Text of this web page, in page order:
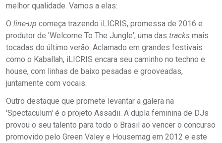
melhor qualidade. Vamos a elas:
O line-up começa trazendo iLICRIS, promessa de 2016 e
produtor de 'Welcome To The Jungle', uma das tracks mais
tocadas do último verão. Aclamado em grandes festivais
como o Kaballah, iLICRIS encara seu caminho no techno e
house, com linhas de baixo pesadas e grooveadas,
juntamente com vocais.
Outro destaque que promete levantar a galera na
'Spectaculum' é o projeto Assadii. A dupla feminina de DJs
provou o seu talento para todo o Brasil ao vencer o concurso
promovido pelo Green Valey e Housemag em 2012 e este